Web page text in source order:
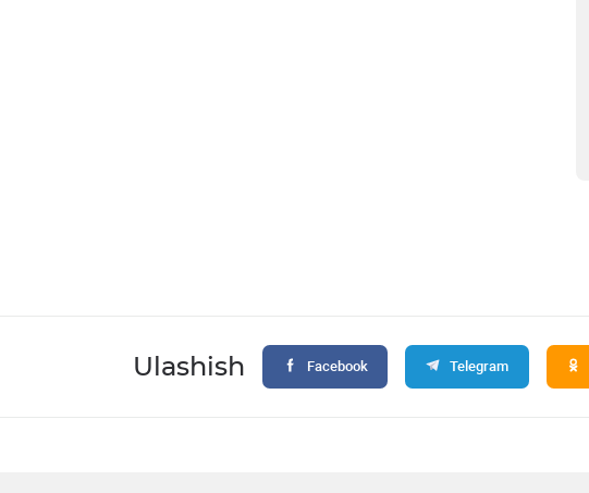
Ulashish Facebook Telegram